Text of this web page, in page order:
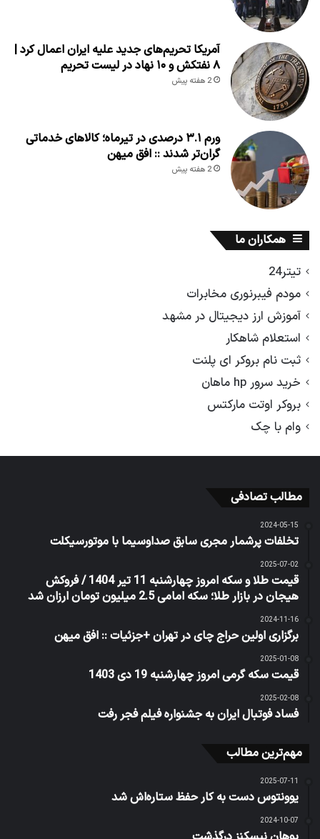
آمریکا تحریم‌های جدید علیه ایران اعمال کرد |
۸ نفتکش و ۱۰ نهاد در لیست تحریم
2 هفته پیش
ورم ۳.۱ درصدی در تیرماه؛ کالاهای خدماتی
گران‌تر شدند :: افق میهن
2 هفته پیش
همکاران ما
تیتر24
مودم فیبرنوری مخابرات
آموزش ارز دیجیتال در مشهد
استعلام شاهکار
ثبت نام بروکر ای پلنت
خرید سرور hp ماهان
بروکر اوتت مارکتس
وام با چک
مطالب تصادفی
2024-05-15
تخلفات پرشمار مجری سابق صداوسیما با موتورسیکلت
2025-07-02
قیمت طلا و سکه امروز چهارشنبه 11 تیر 1404 / فروکش
هیجان در بازار طلا؛ سکه امامی 2.5 میلیون تومان ارزان شد
2024-11-16
برگزاری اولین حراج چای در تهران +جزئیات :: افق میهن
2025-01-08
قیمت سکه گرمی امروز چهارشنبه 19 دی 1403
2025-02-08
فساد فوتبال ایران به جشنواره فیلم فجر رفت
مهم‌ترین مطالب
2025-07-11
یوونتوس دست به کار حفظ ستاره‌اش شد
2024-10-07